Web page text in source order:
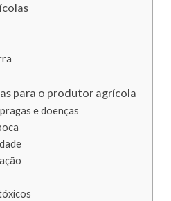
para o produtor agrícola
e doenças